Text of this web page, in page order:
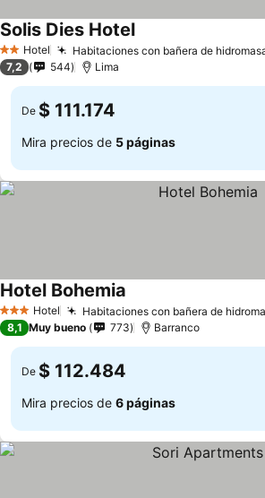
2 Estrellas
Hotel Habitaciones con bañera de
Solis Dies HotelVer precios
7,2 544 Lima
De $ 111.174
Mira precios de 5 páginas
3 Estrellas
Hotel Habitaciones con bañera de
Hotel Bohemia
8,1 Muy bueno 773 Barranco
De $ 112.484
Mira precios de 6 páginas